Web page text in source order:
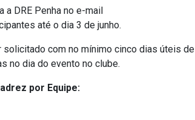
DRE Penha no e-mail
até o dia 3 de junho.
com no mínimo cinco dias úteis de
no dia do evento no clube.
por Equipe: